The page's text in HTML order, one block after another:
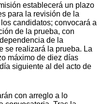
establecerá un plazo
para la revisión de la
candidatos; convocará a
de la prueba, con
de la
se realizará la prueba. La
máximo de diez días
siguiente al del acto de
con arreglo a lo